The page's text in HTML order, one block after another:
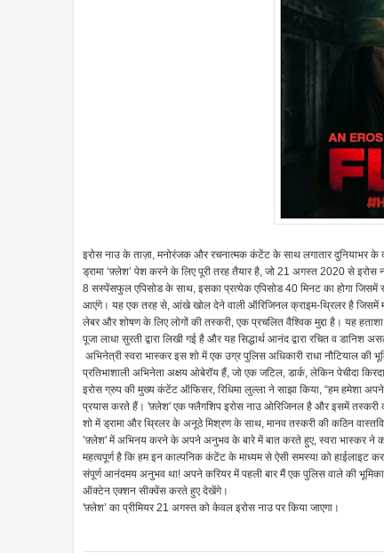
इरोस नाउ के ताज़ा, मनोरंजक और रचनात्मक कंटेंट के साथ लगातार दुनियाभर के
ड्रामा ‘फ़्लेश’ पेश करने के लिए पूरी तरह तैयार है, जो 21 अगस्त 2020 से इरोस
8 सस्पेंसफुल एपिसोड के साथ, इसका प्रत्येक एपिसोड 40 मिनट का होगा जिसमें
आएंगे। यह एक तरह से, आंखे खोल देने वाली ऑरिजिनल क्राइम-थ्रिलर है जिसमें
लेबर और शोषण के लिए लोगों की तस्करी, एक प्रचलित वैश्विक मुद्दा है। यह
पूजा लाधा सुरती द्वारा लिखी गई है और यह सिद्धार्थ आनंद द्वारा रचित व डानिश
अभिनेत्री स्वरा भास्कर इस शो में एक उग्र पुलिस अधिकारी राधा नौटियाल
प्रतिभाशाली अभिनेता अक्षय ओबेरॉय हैं, जो एक जटिल, डार्क, लेकिन पेचीदा
इरोस ग्रुप की मुख्य कंटेंट ऑफिसर, रिधिमा लुल्ला ने साझा किया, “हम हमेशा
प्रयास करते हैं। 'फ़्लेश' एक फ्लैगशिप इरोस नाउ ओरिजिनल है और इसमें
शो में ड्रामा और थ्रिलर के अनूठे मिश्रण के साथ, मानव तस्करी की कठिन
’फ़्लेश' में अभिनय करने के अपने अनुभव के बारे में बात करते हुए, स्वरा भास्कर ने
महत्वपूर्ण है कि हम इन काल्पनिक कंटेंट के माध्यम से ऐसी समस्या को हाईलाइट
संपूर्ण आनंदमय अनुभव था! अपने करियर में पहली बार मैं एक पुलिस वाले की भूमिका
ऑक्टेन एक्शन सीक्वेंस करते हुए देखेंगे।
'फ़्लेश’ का प्रीमियर 21 अगस्त को केवल इरोस नाउ पर किया जाएगा।